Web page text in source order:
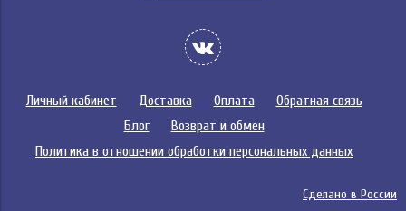
Личный кабинет Доставка Оплата
Обратная связь
Блог
Возврат и обмен
Политика в отношении обработки персональных данных
Сделано в России